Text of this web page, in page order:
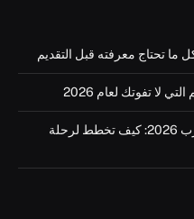
لا تفوتك لعام 2026
دليل السياحة في الهند للمسافرين العرب 2026: كيف تخطط لرحلة